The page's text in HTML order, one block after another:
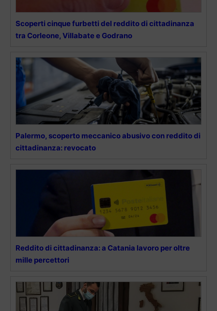
Scoperti cinque furbetti del reddito di cittadinanza
tra Corleone, Villabate e Godrano
Palermo, scoperto meccanico abusivo con reddito di
cittadinanza: revocato
Reddito di cittadinanza: a Catania lavoro per oltre
mille percettori